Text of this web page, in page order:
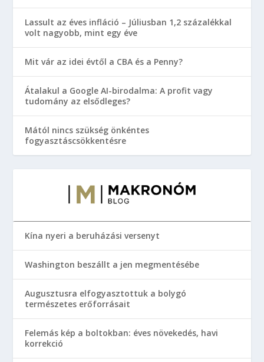
Lassult az éves infláció – Júliusban 1,2 százalékkal
volt nagyobb, mint egy éve
Mit vár az idei évtől a CBA és a Penny?
Átalakul a Google AI-birodalma: A profit vagy
tudomány az elsődleges?
Mától nincs szükség önkéntes
fogyasztáscsökkentésre
Kína nyeri a beruházási versenyt
Washington beszállt a jen megmentésébe
Augusztusra elfogyasztottuk a bolygó
természetes erőforrásait
Felemás kép a boltokban: éves növekedés, havi
korrekció